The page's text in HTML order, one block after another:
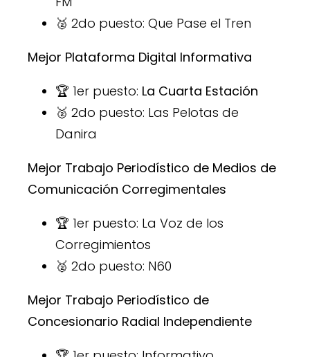
🥈 2do puesto: Que Pase el Tren
Mejor Plataforma Digital Informativa
🏆 1er puesto: La Cuarta Estación
🥈 2do puesto: Las Pelotas de
Danira
Mejor Trabajo Periodístico de Medios de
Comunicación Corregimentales
🏆 1er puesto: La Voz de los
Corregimientos
🥈 2do puesto: N60
Mejor Trabajo Periodístico de
Concesionario Radial Independiente